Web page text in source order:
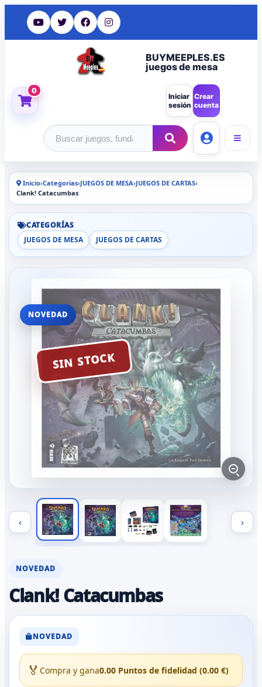
BUYMEEPLES.ES
juegos de mesa
0
Iniciar
sesión
Crear
cuenta
Buscar productos
Inicio›Categorías›JUEGOS DE MESA›JUEGOS DE CARTAS›
Clank! Catacumbas
CATEGORÍAS
JUEGOS DE MESA
JUEGOS DE CARTAS
NOVEDAD
SIN STOCK
‹ ›
NOVEDAD
Clank! Catacumbas
NOVEDAD
🏅 Compra y gana0.00 Puntos de fidelidad (0.00 €)